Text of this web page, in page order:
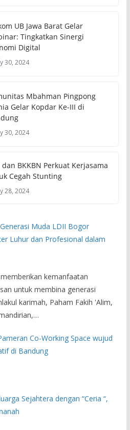
UB Jawa Barat Gelar
Tingkatkan Sinergi
Digital
30, 2024
Mbahman Pingpong
Gelar Kopdar Ke-III di
30, 2024
dan BKKBN Perkuat Kerjasama
Cegah Stunting
28, 2024
Generasi Muda LDII Bogor
Luhur dan Profesional dalam
kemanfaatan
untuk membina generasi
karimah, Paham Fakih 'Alim,
Co-Working Space wujud
di Bandung
Sejahtera dengan “Ceria “,